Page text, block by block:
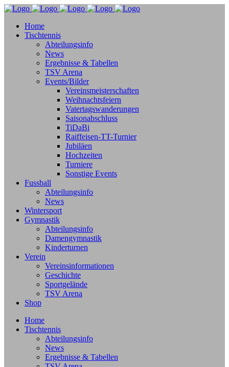
Home
Tischtennis
Abteilungsinfo
News
Ergebnisse & Tabellen
TSV Arena
Events/Bilder
Vereinsmeisterschaften
Weihnachtsfeiern
Vatertagswanderungen
Saisonabschluss
TiDaBi
Raiffeisen-TT-Turnier
Jubiläen
Hochzeiten
Turniere
Sonstige Events
Fussball
Abteilungsinfo
News
Wintersport
Gymnastik
Abteilungsinfo
Damengymnastik
Kinderturnen
Verein
Vereinsinformationen
Geschichte
Sportgelände
TSV Arena
Shop
Home
Tischtennis
Abteilungsinfo
News
Ergebnisse & Tabellen